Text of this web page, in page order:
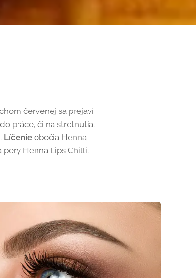
červenej sa prejaví
práce, či na stretnutia.
Líčenie obočia Henna
Henna Lips Chilli.